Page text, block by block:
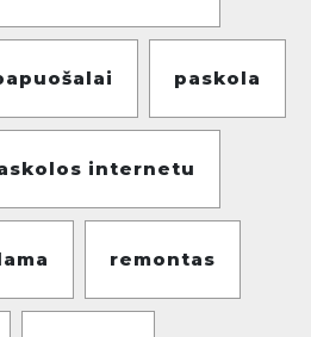
paskola
internetu
remontas